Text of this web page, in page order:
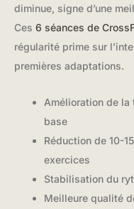
diminue, signe d’une
Ces 6 séances de
régularité prime sur
premières adaptations.
Amélioration de la
base
Réduction de 10-
exercices
Stabilisation du
Meilleure qualité